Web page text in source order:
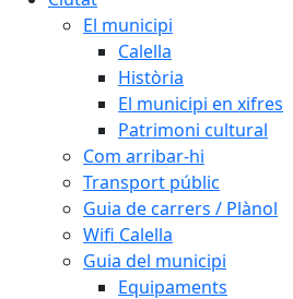
El municipi
Calella
Història
El municipi en xifres
Patrimoni cultural
Com arribar-hi
Transport públic
Guia de carrers / Plànol
Wifi Calella
Guia del municipi
Equipaments